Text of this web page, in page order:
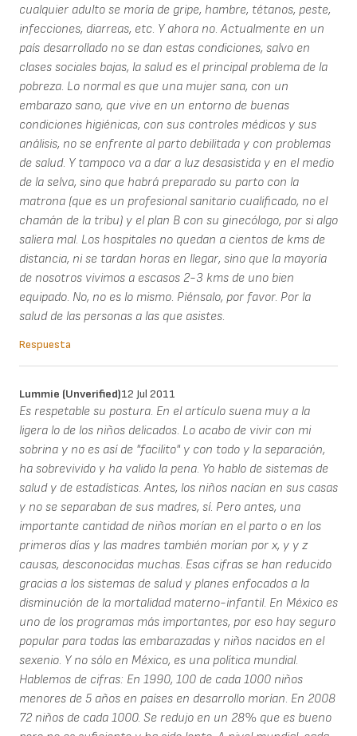
cualquier adulto se moría de gripe, hambre, tétanos, peste,
infecciones, diarreas, etc. Y ahora no. Actualmente en un
país desarrollado no se dan estas condiciones, salvo en
clases sociales bajas, la salud es el principal problema de la
pobreza. Lo normal es que una mujer sana, con un
embarazo sano, que vive en un entorno de buenas
condiciones higiénicas, con sus controles médicos y sus
análisis, no se enfrente al parto debilitada y con problemas
de salud. Y tampoco va a dar a luz desasistida y en el medio
de la selva, sino que habrá preparado su parto con la
matrona (que es un profesional sanitario cualificado, no el
chamán de la tribu) y el plan B con su ginecólogo, por si algo
saliera mal. Los hospitales no quedan a cientos de kms de
distancia, ni se tardan horas en llegar, sino que la mayoría
de nosotros vivimos a escasos 2-3 kms de uno bien
equipado. No, no es lo mismo. Piénsalo, por favor. Por la
salud de las personas a las que asistes.
Respuesta
Lummie (unverified)12 Jul 2011
Es respetable su postura. En el artículo suena muy a la
ligera lo de los niños delicados. Lo acabo de vivir con mi
sobrina y no es así de "facilito" y con todo y la separación,
ha sobrevivido y ha valido la pena. Yo hablo de sistemas de
salud y de estadísticas. Antes, los niños nacían en sus casas
y no se separaban de sus madres, sí. Pero antes, una
importante cantidad de niños morían en el parto o en los
primeros días y las madres también morían por x, y y z
causas, desconocidas muchas. Esas cifras se han reducido
gracias a los sistemas de salud y planes enfocados a la
disminución de la mortalidad materno-infantil. En México es
uno de los programas más importantes, por eso hay seguro
popular para todas las embarazadas y niños nacidos en el
sexenio. Y no sólo en México, es una política mundial.
Hablemos de cifras: En 1990, 100 de cada 1000 niños
menores de 5 años en países en desarrollo morían. En 2008
72 niños de cada 1000. Se redujo en un 28% que es bueno